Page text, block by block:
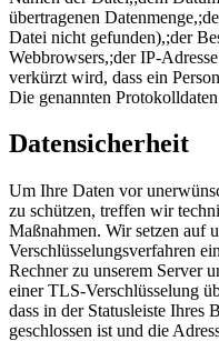
übertragenen
Datei nicht gefunden),;der
Webbrowsers,;der IP-
verkürzt wird, dass ein
Die genannten
Datensicherheit
Um Ihre Daten vor
zu schützen, treffen wir
Maßnahmen. Wir setzen auf
Verschlüsselungsverfahren
Rechner zu unserem Server
einer TLS-Verschlüsselung
dass in der Statusleiste Ihres
geschlossen ist und die